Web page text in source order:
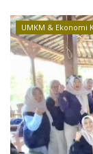
Pelanggaran